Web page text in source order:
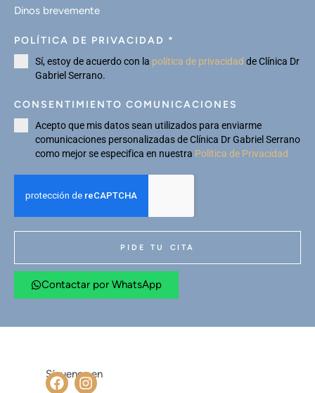
Dinos brevemente
POLÍTICA DE PRIVACIDAD *
Sí, estoy de acuerdo con la política de privacidad de Clínica Dr
Gabriel Serrano.
CONSENTIMIENTO COMUNICACIONES
Acepto que mis datos sean utilizados para enviarme
comunicaciones personalizadas de Clínica Dr Gabriel Serrano
como mejor se especifica en nuestra Política de Privacidad
PIDE TU CITA
Contactar por WhatsApp
Síguenos en